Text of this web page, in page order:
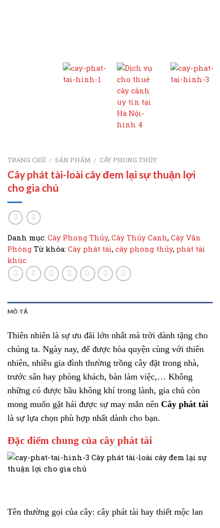
TRANG CHỦ / SẢN PHẨM / CÂY PHONG THỦY
Cây phát tài-loài cây đem lại sự thuận lợi
cho gia chủ
Danh mục: Cây Phong Thủy, Cây Thủy Canh, Cây Văn
Phòng Từ khóa: Cây phát tài, cây phong thủy, phát tài
khúc
MÔ TẢ
Thiên nhiên là sự ưu đãi lớn nhất mà trời dành tặng cho
chúng ta. Ngày nay, để được hòa quyện cùng với thiên
nhiên, nhiều gia đình thường trồng cây đặt trong nhà,
trước sân hay phòng khách, bàn làm việc,… Không
những có được bầu không khí trong lành, gia chủ còn
mong muốn gặt hái được sự may mắn nên Cây phát tài
là sự lựa chọn phù hợp nhất dành cho bạn.
Đặc điểm chung của cây phát tài
Tên thường gọi của cây: cây phát tài hay thiết mộc lan